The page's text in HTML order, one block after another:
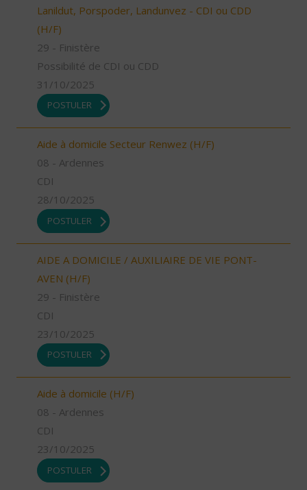
Lanildut, Porspoder, Landunvez - CDI ou CDD
(H/F)
29 - Finistère
Possibilité de CDI ou CDD
31/10/2025
POSTULER
Aide à domicile Secteur Renwez (H/F)
08 - Ardennes
CDI
28/10/2025
POSTULER
AIDE A DOMICILE / AUXILIAIRE DE VIE PONT-
AVEN (H/F)
29 - Finistère
CDI
23/10/2025
POSTULER
Aide à domicile (H/F)
08 - Ardennes
CDI
23/10/2025
POSTULER